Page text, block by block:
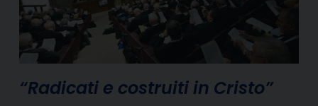
“Radicati e costruiti in Cristo”